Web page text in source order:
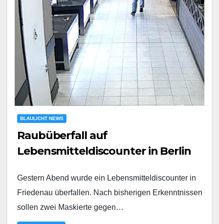
BLAULICHT NEWS
Raubüberfall auf
Lebensmitteldiscounter in Berlin
Gestern Abend wurde ein Lebensmitteldiscounter in
Friedenau überfallen. Nach bisherigen Erkenntnissen
sollen zwei Maskierte gegen…